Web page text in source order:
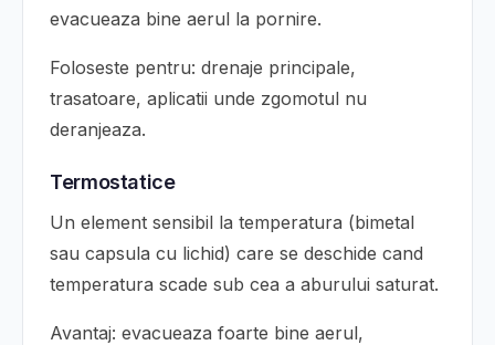
evacueaza bine aerul la pornire.
Foloseste pentru: drenaje principale,
trasatoare, aplicatii unde zgomotul nu
deranjeaza.
Termostatice
Un element sensibil la temperatura (bimetal
sau capsula cu lichid) care se deschide cand
temperatura scade sub cea a aburului saturat.
Avantaj: evacueaza foarte bine aerul,